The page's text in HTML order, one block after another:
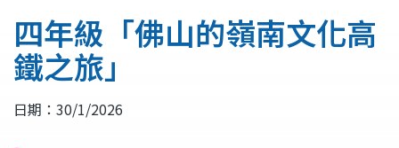
連
結
四年級「佛山的嶺南文化高
鐵之旅」
日期：30/1/2026